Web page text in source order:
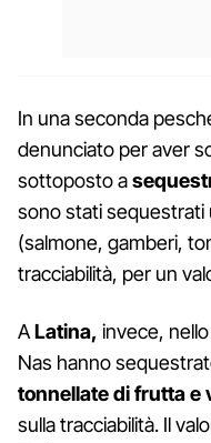
In una seconda
denunciato per aver
sottoposto a
sono stati sequestrati
(salmone, gamberi,
tracciabilità, per un
ALatina, invece,
Nas hanno
tonnellate di fruttae
sulla tracciabilità. Il